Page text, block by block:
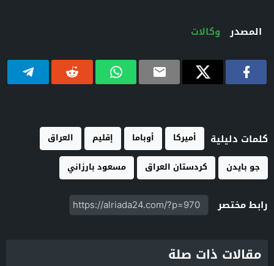
المصدر وكالات
كلمات دليلية أميركا أوباما إقليم
العراق
جو بايدن
كردستان العراق مسعود بارزاني
رابط مختصر
مقالات ذات صلة